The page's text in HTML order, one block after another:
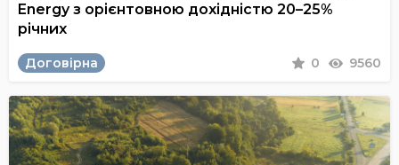
Energy з орієнтовною дохідністю 20–25%
річних
Договірна 0 9560